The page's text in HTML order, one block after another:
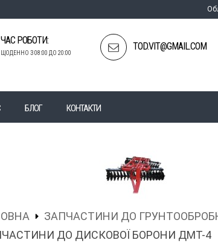
ЧАС РОБОТИ:
ЩОДЕННО З 08:00 ДО 20:00
TOD.VIT@GMAIL.COM
БЛОГ КОНТАКТИ
ЗАПЧАСТИНИ ДО
ДО ДИСКОВОЇ БОРОНИ ДМТ-4